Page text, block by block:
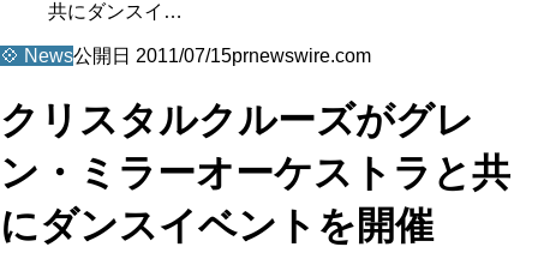
共にダンスイ…
💠 News公開日 2011/07/15prnewswire.com
クリスタルクルーズがグレ
ン・ミラーオーケストラと共
にダンスイベントを開催